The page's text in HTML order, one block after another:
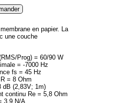
en papier. La
une couche
Prog) = 60/90 W
= -7000 Hz
fs = 45 Hz
= 8 Ohm
dB (2,83V; 1m)
continu Re = 5,8 Ohm
3,9 N/A